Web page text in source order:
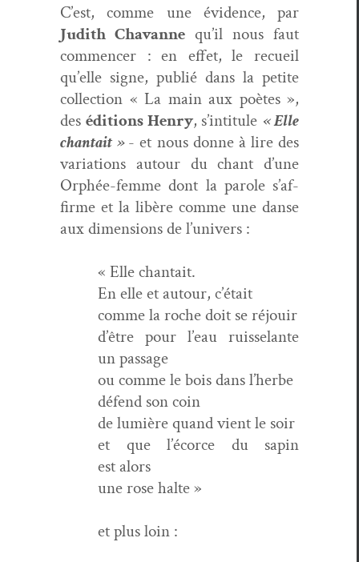
C’est, comme une évi­dence, par
Judith Cha­vanne qu’il nous faut
com­mencer : en effet, le recueil
qu’elle signe, pub­lié dans la petite
col­lec­tion « La main aux poètes »,
des édi­tions Hen­ry, s’in­ti­t­ule « Elle
chan­tait »- et nous donne à lire des
vari­a­tions autour du chant d’une
Orphée-femme dont la parole s’af­
firme et la libère comme une danse
aux dimen­sions de l’univers :
« Elle chantait.
En elle et autour, c’était
comme la roche doit se réjouir
d’être pour l’eau ruis­se­lante
un passage
ou comme le bois dans l’herbe
défend son coin
de lumière quand vient le soir
et que l’é­corce du sapin
est alors
une rose halte »
et plus loin :